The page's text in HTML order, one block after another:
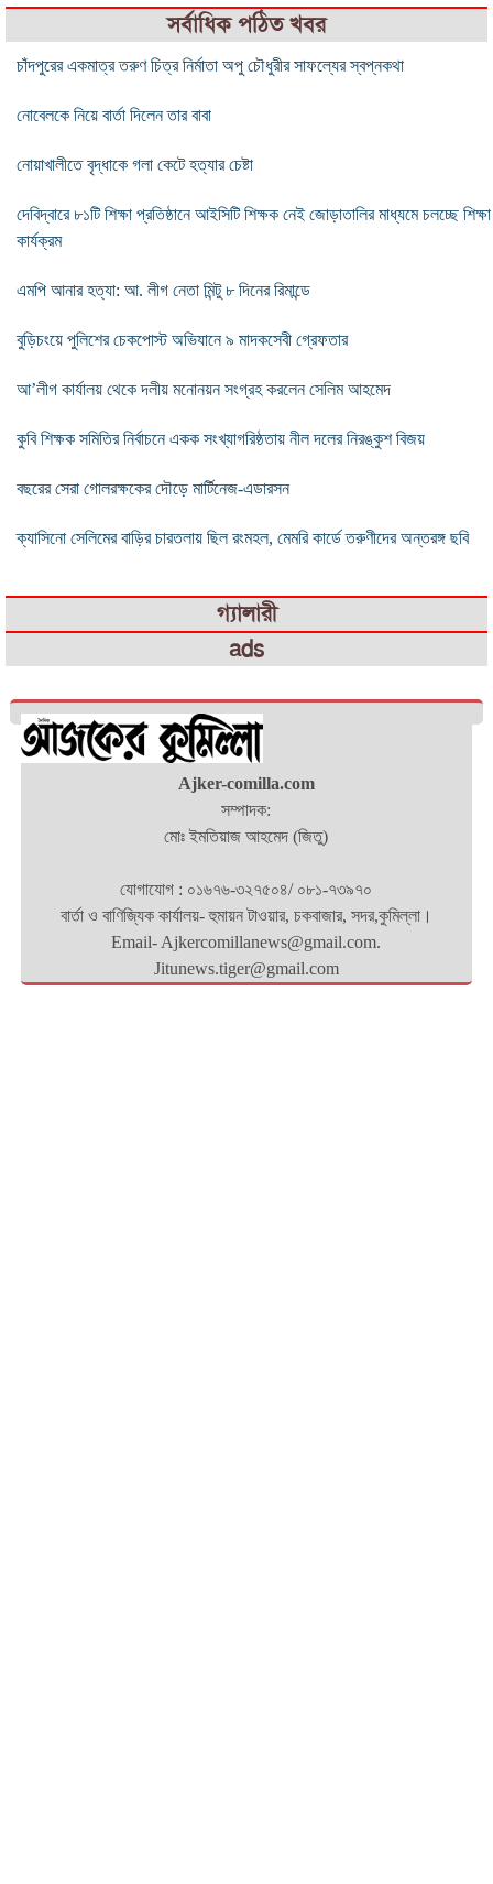
সর্বাধিক পঠিত খবর
চাঁদপুরের একমাত্র তরুণ চিত্র নির্মাতা অপু চৌধুরীর সাফল্যের স্বপ্নকথা
নোবেলকে নিয়ে বার্তা দিলেন তার বাবা
নোয়াখালীতে বৃদ্ধাকে গলা কেটে হত্যার চেষ্টা
দেবিদ্বারে ৮১টি শিক্ষা প্রতিষ্ঠানে আইসিটি শিক্ষক নেই জোড়াতালির মাধ্যমে চলচ্ছে শিক্ষা
কার্যক্রম
এমপি আনার হত্যা: আ. লীগ নেতা মিন্টু ৮ দিনের রিমান্ডে
বুড়িচংয়ে পুলিশের চেকপোস্ট অভিযানে ৯ মাদকসেবী গ্রেফতার
আ’লীগ কার্যালয় থেকে দলীয় মনোনয়ন সংগ্রহ করলেন সেলিম আহমেদ
কুবি শিক্ষক সমিতির নির্বাচনে একক সংখ্যাগরিষ্ঠতায় নীল দলের নিরঙ্কুশ বিজয়
বছরের সেরা গোলরক্ষকের দৌড়ে মার্টিনেজ-এডারসন
ক্যাসিনো সেলিমের বাড়ির চারতলায় ছিল রংমহল, মেমরি কার্ডে তরুণীদের অন্তরঙ্গ ছবি
গ্যালারী
ads
Ajker-comilla.com
সম্পাদক:
মোঃ ইমতিয়াজ আহমেদ (জিতু)
যোগাযোগ : ০১৬৭৬-৩২৭৫০৪/ ০৮১-৭৩৯৭০
বার্তা ও বাণিজ্যিক কার্যালয়- হুমায়ন টাওয়ার, চকবাজার, সদর,কুমিল্লা।
Email- Ajkercomillanews@gmail.com.
Jitunews.tiger@gmail.com